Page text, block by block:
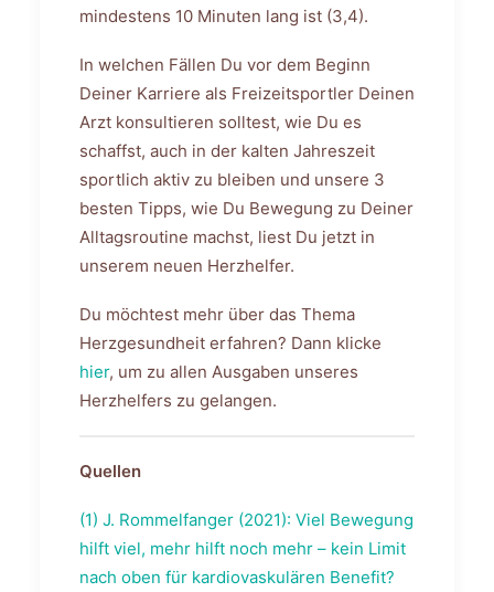
mindestens 10 Minuten lang ist (3,4).
In welchen Fällen Du vor dem Beginn
Deiner Karriere als Freizeitsportler Deinen
Arzt konsultieren solltest, wie Du es
schaffst, auch in der kalten Jahreszeit
sportlich aktiv zu bleiben und unsere 3
besten Tipps, wie Du Bewegung zu Deiner
Alltagsroutine machst, liest Du jetzt in
unserem neuen Herzhelfer.
Du möchtest mehr über das Thema
Herzgesundheit erfahren? Dann klicke
hier, um zu allen Ausgaben unseres
Herzhelfers zu gelangen.
Quellen
(1) J. Rommelfanger (2021): Viel Bewegung
hilft viel, mehr hilft noch mehr – kein Limit
nach oben für kardiovaskulären Benefit?